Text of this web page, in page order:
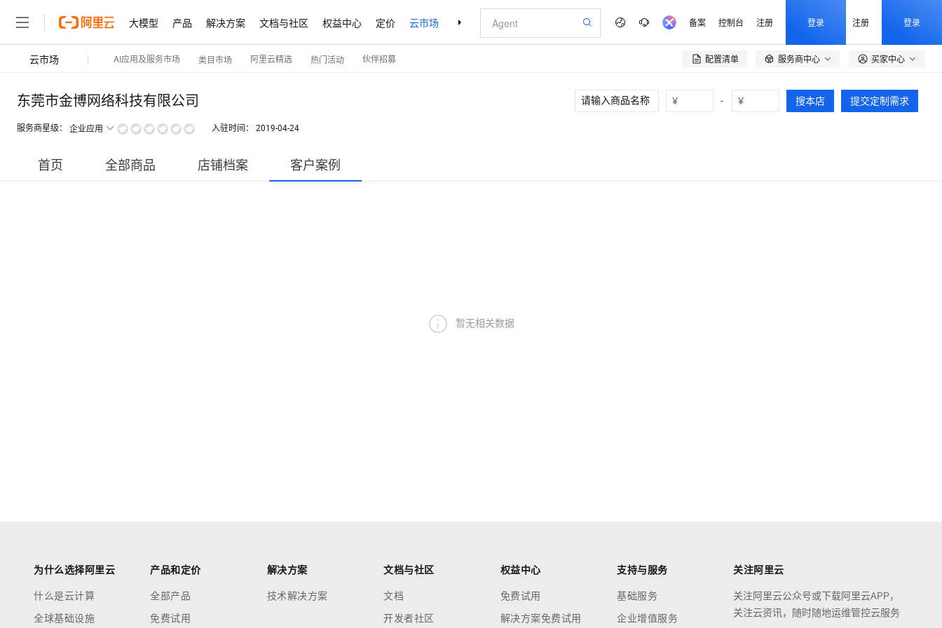
大模型 产品 解决方案 文档与社区 权益中心 定价 云市场 合作伙伴 支持与服务 了解阿里云 备案 控制台 注册 登录 注册 登录
云市场 AI应用及服务市场 类目市场 阿里云精选 热门活动 伙伴招募 配置清单  服务商中心 买家中心
东莞市金博网络科技有限公司
服务商星级： 企业应用 入驻时间： 2019-04-24
¥ - ¥ 搜本店 提交定制需求
首页 全部商品 店铺档案 客户案例
暂无相关数据
为什么选择阿里云
什么是云计算
全球基础设施
产品和定价
全部产品
免费试用
解决方案
技术解决方案
文档与社区
文档
开发者社区
权益中心
免费试用
解决方案免费试用
支持与服务
基础服务
企业增值服务
关注阿里云
关注阿里云公众号或下载阿里云APP，
关注云资讯，随时随地运维管控云服务